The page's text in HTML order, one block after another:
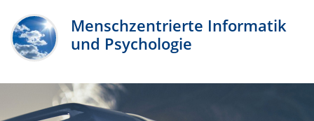
Menschzentrierte Informatik
und Psychologie